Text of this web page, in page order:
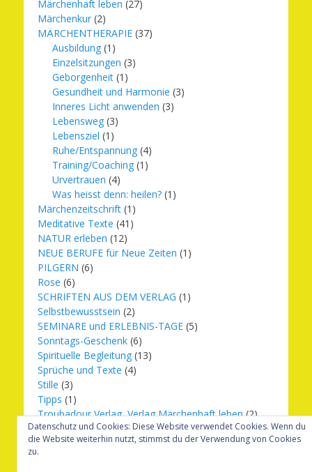
Märchenhaft leben (27)
Märchenkur (2)
MÄRCHENTHERAPIE (37)
Ausbildung (1)
Einzelsitzungen (3)
Geborgenheit (1)
Gesundheit und Harmonie (3)
Inneres Licht anwenden (3)
Lebensweg (3)
Lebensziel (1)
Ruhe/Entspannung (4)
Training/Coaching (1)
Urvertrauen (4)
Was heisst denn: heilen? (1)
Märchenzeitschrift (1)
Meditative Texte (41)
NATUR erleben (12)
NEUE BERUFE für Neue Zeiten (1)
PILGERN (6)
Rose (6)
SCHRIFTEN AUS DEM VERLAG (1)
Selbstbewusstsein (2)
SEMINARE und ERLEBNIS-TAGE (5)
Sonntags-Geschenk (6)
Spirituelle Begleitung (13)
Sprüche und Texte (4)
Stille (3)
Tipps (1)
Troubadour Verlag, Verlag Märchenhaft leben(2)
Übungen (1)
Urbilder(20)
Verlag Märchenhaft leben
Datenschutz und Cookies: Diese Website verwendet Cookies. Wenn du
die Website weiterhin nutzt, stimmst du der Verwendung von Cookies
zu.